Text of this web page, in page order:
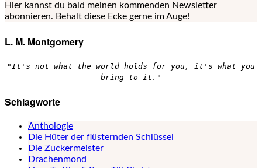
Hier kannst du bald meinen kommenden Newsletter
abonnieren. Behalt diese Ecke gerne im Auge!
L. M. Montgomery
"It's not what the world holds for you, it's what you
bring to it."
Schlagworte
Anthologie
Die Hüter der flüsternden Schlüssel
Die Zuckermeister
Drachenmond